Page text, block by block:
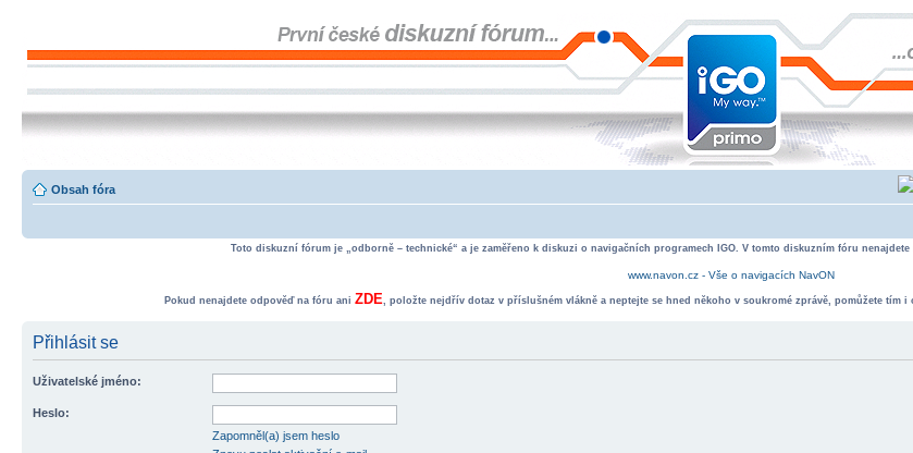
Obsah fóra
Toto diskuzní fórum je „odborně – technické“ a je zaměřeno k diskuzi o navigačních programech IGO. V tomto diskuzním fóru
www.navon.cz - Vše o navigacích NavON
Pokud nenajdete odpověď na fóru ani ZDE, položte nejdřív dotaz v příslušném vlákně a neptejte se hned někoho v soukromé zprávě, pomůžete tím
Přihlásit se
Uživatelské jméno:
Heslo:
Zapomněl(a) jsem heslo